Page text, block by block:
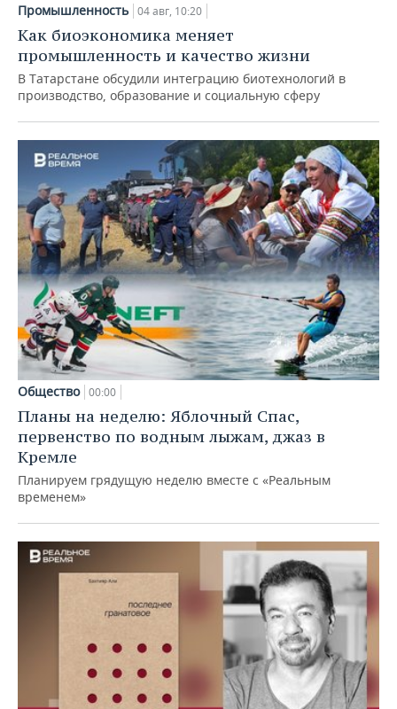
Промышленность 04 авг, 10:20
Как биоэкономика меняет
промышленность и качество жизни
В Татарстане обсудили интеграцию биотехнологий в
производство, образование и социальную сферу
Общество 00:00
Планы на неделю: Яблочный Спас,
первенство по водным лыжам, джаз в
Кремле
Планируем грядущую неделю вместе с «Реальным
временем»